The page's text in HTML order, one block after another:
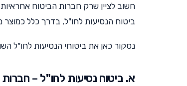
חשוב לציין שרק חברות הביטוח אחראיות
ביטוח הנסיעות לחו"ל, בדרך כלל
נסקור כאן את ביטוחי הנסיעות לחו"ל
א. ביטוח נסיעות לחו"ל – חברות